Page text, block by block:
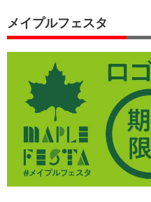
メイプルフェスタ